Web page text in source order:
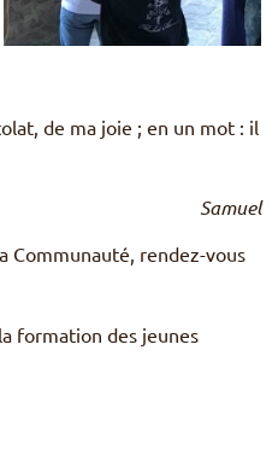
de ma joie ; en un mot : il
Samuel
Communauté, rendez-vous
formation des jeunes